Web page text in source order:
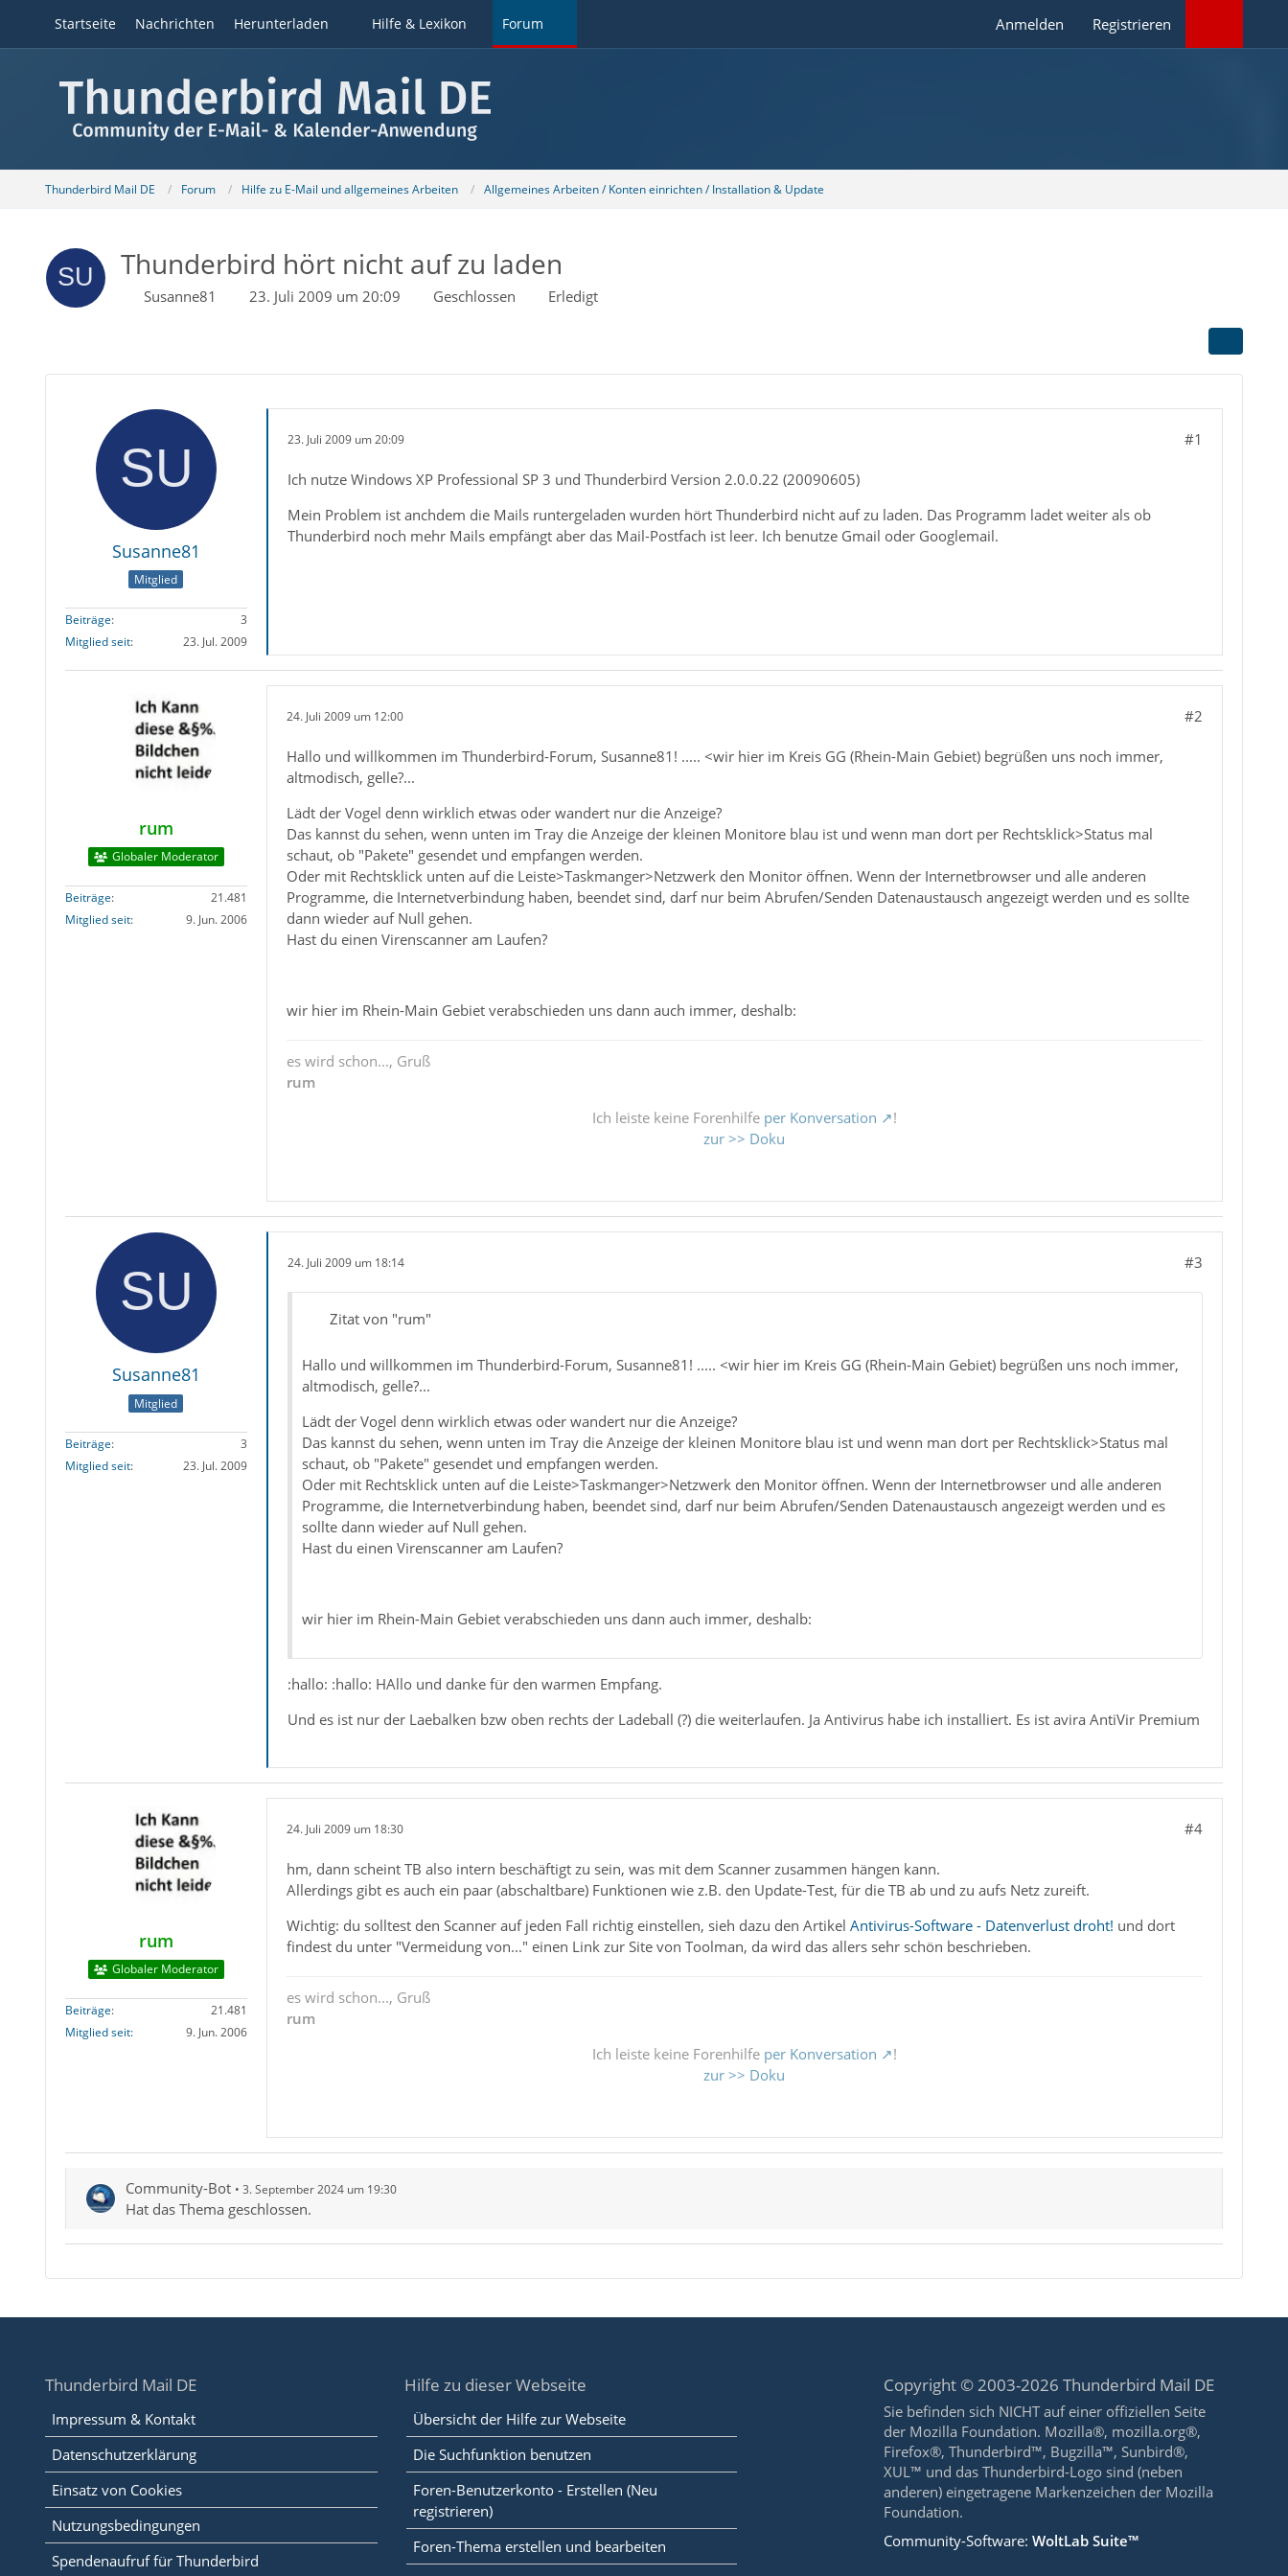
Startseite Nachrichten Herunterladen Hilfe & Lexikon Forum Anmelden Registrieren
Thunderbird Mail DE Forum Hilfe zu E-Mail und allgemeines Arbeiten Allgemeines Arbeiten / Konten einrichten / Installation & Update
Thunderbird hört nicht auf zu laden
Susanne81 23. Juli 2009 um 20:09 Geschlossen Erledigt
Susanne81
Mitglied
Beiträge
3
Mitglied seit
23. Jul. 2009
23. Juli 2009 um 20:09 #1
Ich nutze Windows XP Professional SP 3 und Thunderbird Version 2.0.0.22 (20090605)
Mein Problem ist anchdem die Mails runtergeladen wurden hört Thunderbird nicht auf zu laden. Das Programm ladet weiter als ob
Thunderbird noch mehr Mails empfängt aber das Mail-Postfach ist leer. Ich benutze Gmail oder Googlemail.
rum
Globaler Moderator
Beiträge
21.481
Mitglied seit
9. Jun. 2006
24. Juli 2009 um 12:00 #2
Hallo und willkommen im Thunderbird-Forum, Susanne81! ..... <wir hier im Kreis GG (Rhein-Main Gebiet) begrüßen uns noch immer,
altmodisch, gelle?...
Lädt der Vogel denn wirklich etwas oder wandert nur die Anzeige?
Das kannst du sehen, wenn unten im Tray die Anzeige der kleinen Monitore blau ist und wenn man dort per Rechtsklick>Status mal
schaut, ob "Pakete" gesendet und empfangen werden.
Oder mit Rechtsklick unten auf die Leiste>Taskmanger>Netzwerk den Monitor öffnen. Wenn der Internetbrowser und alle anderen
Programme, die Internetverbindung haben, beendet sind, darf nur beim Abrufen/Senden Datenaustausch angezeigt werden und es sollte
dann wieder auf Null gehen.
Hast du einen Virenscanner am Laufen?
wir hier im Rhein-Main Gebiet verabschieden uns dann auch immer, deshalb:
es wird schon..., Gruß
rum
Ich leiste keine Forenhilfe per Konversation
!
zur >> Doku
Susanne81
Mitglied
Beiträge
3
Mitglied seit
23. Jul. 2009
24. Juli 2009 um 18:14 #3
Zitat von "rum"
Hallo und willkommen im Thunderbird-Forum, Susanne81! ..... <wir hier im Kreis GG (Rhein-Main Gebiet) begrüßen uns noch immer,
altmodisch, gelle?...
Lädt der Vogel denn wirklich etwas oder wandert nur die Anzeige?
Das kannst du sehen, wenn unten im Tray die Anzeige der kleinen Monitore blau ist und wenn man dort per Rechtsklick>Status mal
schaut, ob "Pakete" gesendet und empfangen werden.
Oder mit Rechtsklick unten auf die Leiste>Taskmanger>Netzwerk den Monitor öffnen. Wenn der Internetbrowser und alle anderen
Programme, die Internetverbindung haben, beendet sind, darf nur beim Abrufen/Senden Datenaustausch angezeigt werden und es
sollte dann wieder auf Null gehen.
Hast du einen Virenscanner am Laufen?
wir hier im Rhein-Main Gebiet verabschieden uns dann auch immer, deshalb:
:hallo: :hallo: HAllo und danke für den warmen Empfang.
Und es ist nur der Laebalken bzw oben rechts der Ladeball (?) die weiterlaufen. Ja Antivirus habe ich installiert. Es ist avira AntiVir Premium
rum
Globaler Moderator
Beiträge
21.481
Mitglied seit
9. Jun. 2006
24. Juli 2009 um 18:30 #4
hm, dann scheint TB also intern beschäftigt zu sein, was mit dem Scanner zusammen hängen kann.
Allerdings gibt es auch ein paar (abschaltbare) Funktionen wie z.B. den Update-Test, für die TB ab und zu aufs Netz zureift.
Wichtig: du solltest den Scanner auf jeden Fall richtig einstellen, sieh dazu den Artikel Antivirus-Software - Datenverlust droht! und dort
findest du unter "Vermeidung von..." einen Link zur Site von Toolman, da wird das allers sehr schön beschrieben.
es wird schon..., Gruß
rum
Ich leiste keine Forenhilfe per Konversation
!
zur >> Doku
Community-Bot 3. September 2024 um 19:30
Hat das Thema geschlossen.
Thunderbird Mail DE
Impressum & Kontakt
Datenschutzerklärung
Einsatz von Cookies
Nutzungsbedingungen
Spendenaufruf für Thunderbird
Hilfe zu dieser Webseite
Übersicht der Hilfe zur Webseite
Die Suchfunktion benutzen
Foren-Benutzerkonto - Erstellen (Neu
registrieren)
Foren-Thema erstellen und bearbeiten
Copyright © 2003-2026 Thunderbird Mail DE
Sie befinden sich NICHT auf einer offiziellen Seite
der Mozilla Foundation. Mozilla®, mozilla.org®,
Firefox®, Thunderbird™, Bugzilla™, Sunbird®,
XUL™ und das Thunderbird-Logo sind (neben
anderen) eingetragene Markenzeichen der Mozilla
Foundation.
Community-Software:WoltLab Suite™